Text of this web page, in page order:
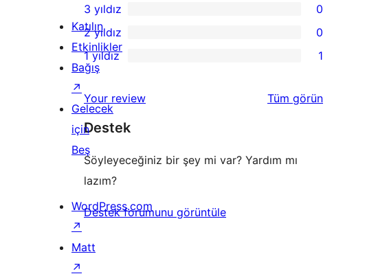
yıldızlı
inceleme
4
yıldızlı
inceleme
0
3
yıldızlı
3 yıldız 0
0
2
inceleme
2 yıldız 0
1
yıldızlı
inceleme
1 yıldız 1
Your review Tüm değerlendirmeleri
görün
Destek
Söyleyeceğiniz bir şey mi var? Yardım mı
lazım?
Destek forumunu görüntüle
Katılın
Etkinlikler
Bağış
↗
Gelecek
için
Beş
WordPress.com
↗
Matt
↗